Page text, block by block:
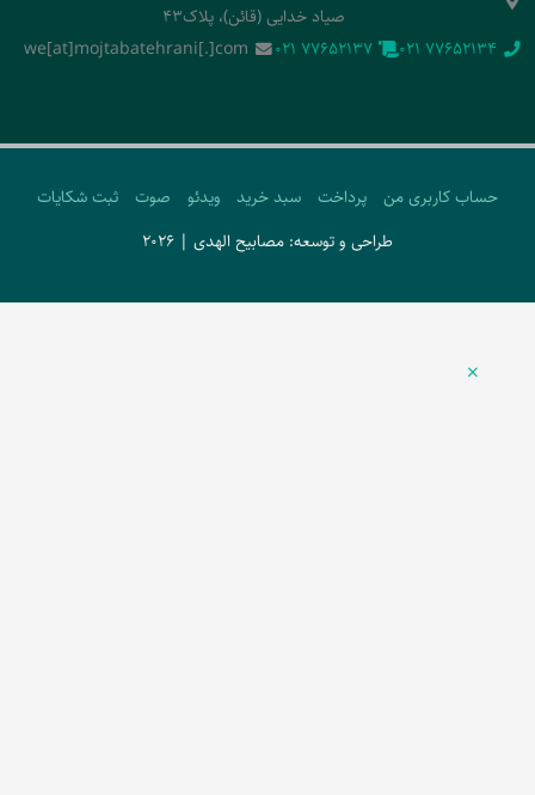
صیاد خدایی (قائن)، پلاک43
‭021 77652134‬
‭021 77652137‬
we[at]mojtabatehrani[.]com
حساب کاربری من پرداخت سبد خرید ویدئو صوت
ثبت شکایات
طراحی و توسعه: مصابیح الهدی | 2026